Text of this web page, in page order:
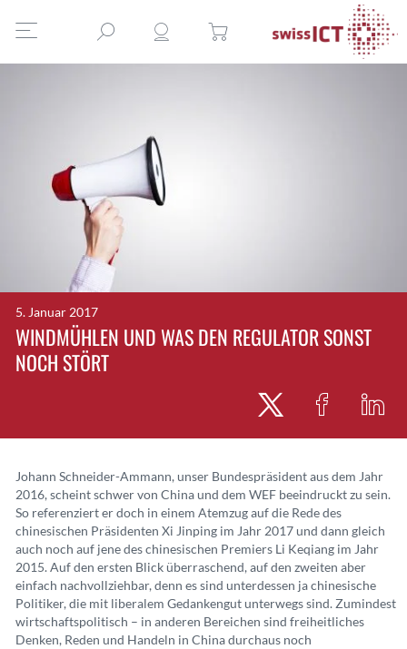
5. Januar 2017
WINDMÜHLEN UND WAS DEN REGULATOR SONST
NOCH STÖRT
Johann Schneider-Ammann, unser Bundespräsident aus dem Jahr
2016, scheint schwer von China und dem WEF beeindruckt zu sein.
So referenziert er doch in einem Atemzug auf die Rede des
chinesischen Präsidenten Xi Jinping im Jahr 2017 und dann gleich
auch noch auf jene des chinesischen Premiers Li Keqiang im Jahr
2015. Auf den ersten Blick überraschend, auf den zweiten aber
einfach nachvollziehbar, denn es sind unterdessen ja chinesische
Politiker, die mit liberalem Gedankengut unterwegs sind. Zumindest
wirtschaftspolitisch – in anderen Bereichen sind freiheitliches
Denken, Reden und Handeln in China durchaus noch